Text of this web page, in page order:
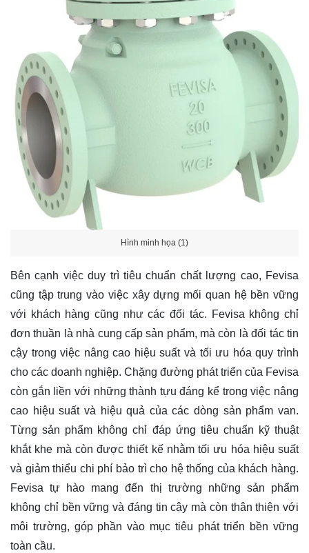
Hình minh họa (1)
Bên cạnh việc duy trì tiêu chuẩn chất lượng cao, Fevisa
cũng tập trung vào việc xây dựng mối quan hệ bền vững
với khách hàng cũng như các đối tác. Fevisa không chỉ
đơn thuần là nhà cung cấp sản phẩm, mà còn là đối tác tin
cậy trong việc nâng cao hiệu suất và tối ưu hóa quy trình
cho các doanh nghiệp. Chặng đường phát triển của Fevisa
còn gắn liền với những thành tựu đáng kể trong việc nâng
cao hiệu suất và hiệu quả của các dòng sản phẩm van.
Từng sản phẩm không chỉ đáp ứng tiêu chuẩn kỹ thuật
khắt khe mà còn được thiết kế nhằm tối ưu hóa hiệu suất
và giảm thiểu chi phí bảo trì cho hệ thống của khách hàng.
Fevisa tự hào mang đến thị trường những sản phẩm
không chỉ bền vững và đáng tin cậy mà còn thân thiện với
môi trường, góp phần vào mục tiêu phát triển bền vững
toàn cầu.